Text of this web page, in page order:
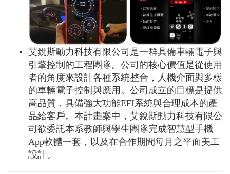
艾銳斯動力科技有限公司是一群具備車輛電子與
引擎控制的工程團隊。公司的核心價值是從使用
者的角度來設計各種系統整合，人機介面與多樣
的車輛電子控制與應用。公司成立的目標是提供
高品質，具備強大功能EFI系統與合理成本的產
品給客戶。本計畫案中，艾銳斯動力科技有限公
司欲委託本系教師與學生團隊完成智慧型手機
App軟體一套，以及在合作期間每月之平面美工
設計。